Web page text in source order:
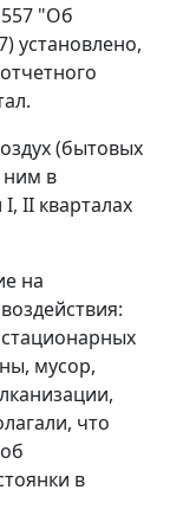
"Об
установлено,
(бытовых
ним в
II кварталах
на
мусор,
что
в